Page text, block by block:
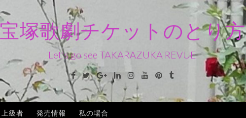
宝塚歌劇チケットのとり方
Let's go see TAKARAZUKA REVUE
Facebook
TwitterGoogle+LinkedinInstagramYoutubePinterest
Tumblr
上級者 発売情報 私の場合